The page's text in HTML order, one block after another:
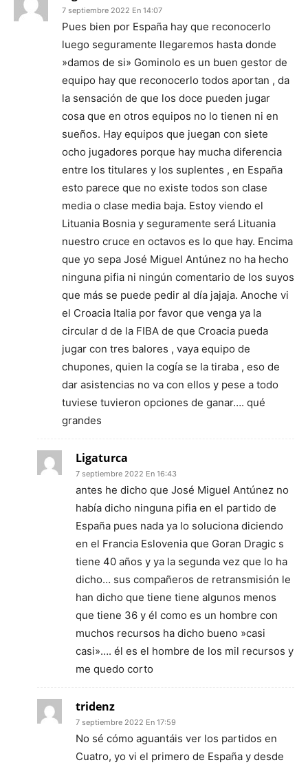
7 septiembre 2022 En 14:07
Pues bien por España hay que reconocerlo
luego seguramente llegaremos hasta donde
»damos de si» Gominolo es un buen gestor de
equipo hay que reconocerlo todos aportan , da
la sensación de que los doce pueden jugar
cosa que en otros equipos no lo tienen ni en
sueños. Hay equipos que juegan con siete
ocho jugadores porque hay mucha diferencia
entre los titulares y los suplentes , en España
esto parece que no existe todos son clase
media o clase media baja. Estoy viendo el
Lituania Bosnia y seguramente será Lituania
nuestro cruce en octavos es lo que hay. Encima
que yo sepa José Miguel Antúnez no ha hecho
ninguna pifia ni ningún comentario de los suyos
que más se puede pedir al día jajaja. Anoche vi
el Croacia Italia por favor que venga ya la
circular d de la FIBA de que Croacia pueda
jugar con tres balores , vaya equipo de
chupones, quien la cogía se la tiraba , eso de
dar asistencias no va con ellos y pese a todo
tuviese tuvieron opciones de ganar…. qué
grandes
Ligaturca
7 septiembre 2022 En 16:43
antes he dicho que José Miguel Antúnez no
había dicho ninguna pifia en el partido de
España pues nada ya lo soluciona diciendo
en el Francia Eslovenia que Goran Dragic s
tiene 40 años y ya la segunda vez que lo ha
dicho… sus compañeros de retransmisión le
han dicho que tiene tiene algunos menos
que tiene 36 y él como es un hombre con
muchos recursos ha dicho bueno »casi
casi»…. él es el hombre de los mil recursos y
me quedo corto
tridenz
7 septiembre 2022 En 17:59
No sé cómo aguantáis ver los partidos en
Cuatro, yo vi el primero de España y desde